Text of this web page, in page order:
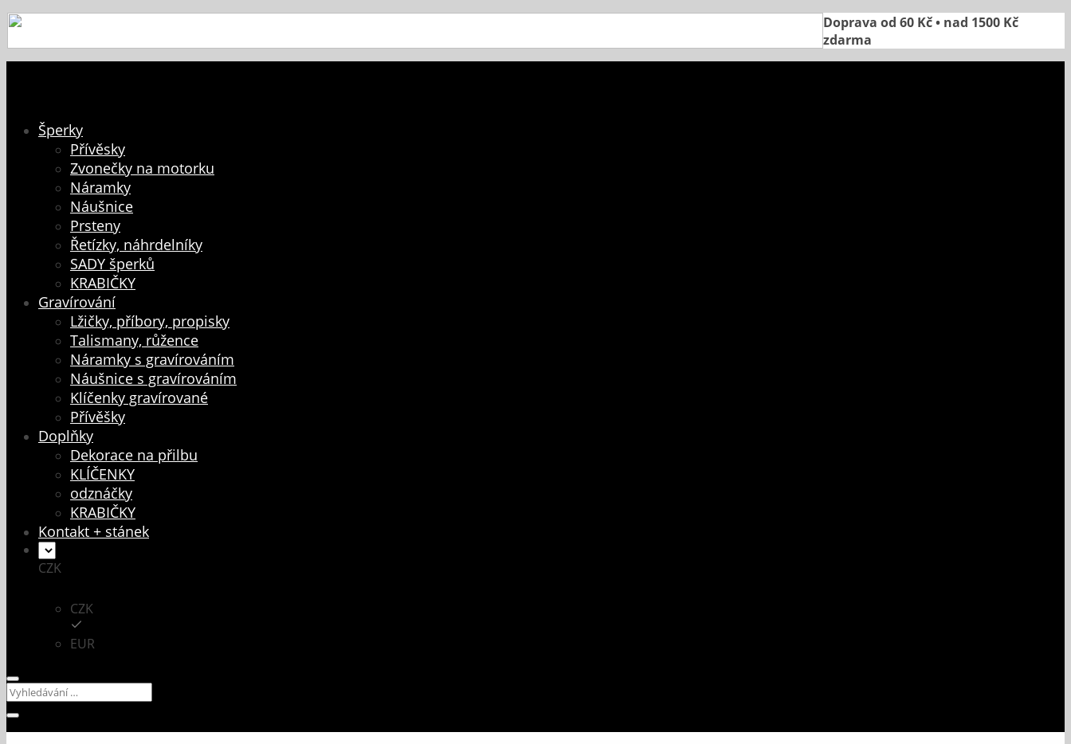
Doprava od 60 Kč • nad 1500 Kč
zdarma
Šperky
Přívěsky
Zvonečky na motorku
Náramky
Náušnice
Prsteny
Řetízky, náhrdelníky
SADY šperků
KRABIČKY
Gravírování
Lžičky, příbory, propisky
Talismany, růžence
Náramky s gravírováním
Náušnice s gravírováním
Klíčenky gravírované
Přívěšky
Doplňky
Dekorace na přilbu
KLÍČENKY
odznáčky
KRABIČKY
Kontakt + stánek
CZK
CZK
EUR